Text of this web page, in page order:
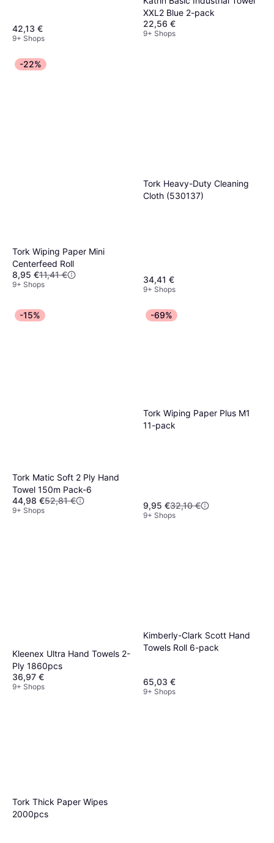
42,13 €
9+ Shops
XXL2 Blue 2-pack
22,56 €
9+ Shops
-22%
Tork Wiping Paper Mini
Centerfeed Roll
8,95 €11,41 €
9+ Shops
Tork Heavy-Duty Cleaning
Cloth (530137)
34,41 €
9+ Shops
-15%
Tork Matic Soft 2 Ply Hand
Towel 150m Pack-6
44,98 €52,81 €
9+ Shops
-69%
Tork Wiping Paper Plus M1
11-pack
9,95 €32,10 €
9+ Shops
Kleenex Ultra Hand Towels 2-
Ply 1860pcs
36,97 €
9+ Shops
Kimberly-Clark Scott Hand
Towels Roll 6-pack
65,03 €
9+ Shops
Tork Thick Paper Wipes
2000pcs